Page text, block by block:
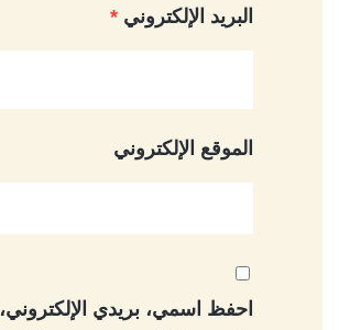
البريد الإلكتروني *
الموقع الإلكتروني
احفظ اسمي، بريدي الإلكتروني،